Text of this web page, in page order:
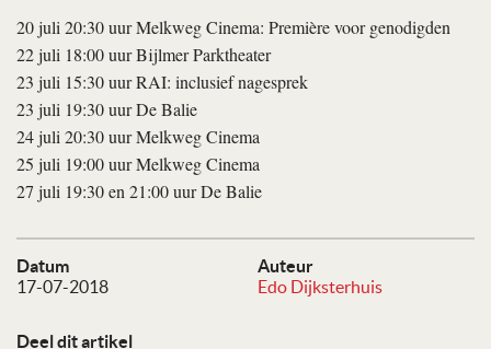
Datum
17-07-2018
Auteur
Edo Dijksterhuis
Deel dit artikel
20 juli 20:30 uur Melkweg Cinema: Première voor genodigden
22 juli 18:00 uur Bijlmer Parktheater
23 juli 15:30 uur RAI: inclusief nagesprek
23 juli 19:30 uur De Balie
24 juli 20:30 uur Melkweg Cinema
25 juli 19:00 uur Melkweg Cinema
27 juli 19:30 en 21:00 uur De Balie